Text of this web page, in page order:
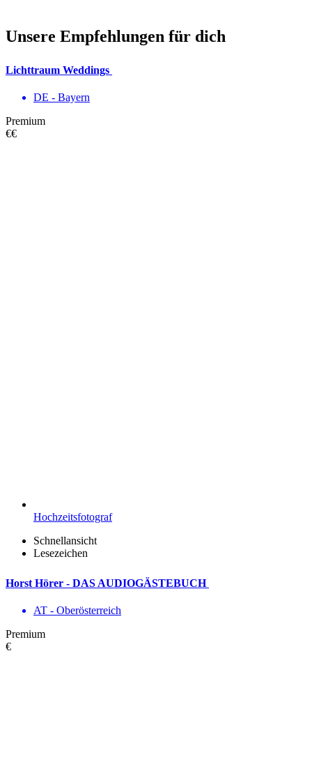
Unsere Empfehlungen für dich
Lichttraum Weddings
DE - Bayern
Premium
€€
Hochzeitsfotograf
Schnellansicht
Lesezeichen
Horst Hörer - DAS AUDIOGÄSTEBUCH
AT - Ober­österreich
Premium
€